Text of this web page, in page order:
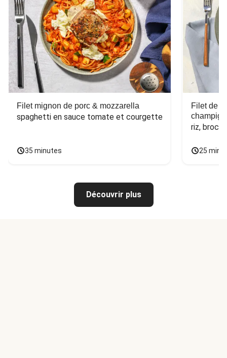
Filet mignon de porc & mozzarella
spaghetti en sauce tomate et courgette
35 minutes
Filet de
riz,
25
Découvrir plus